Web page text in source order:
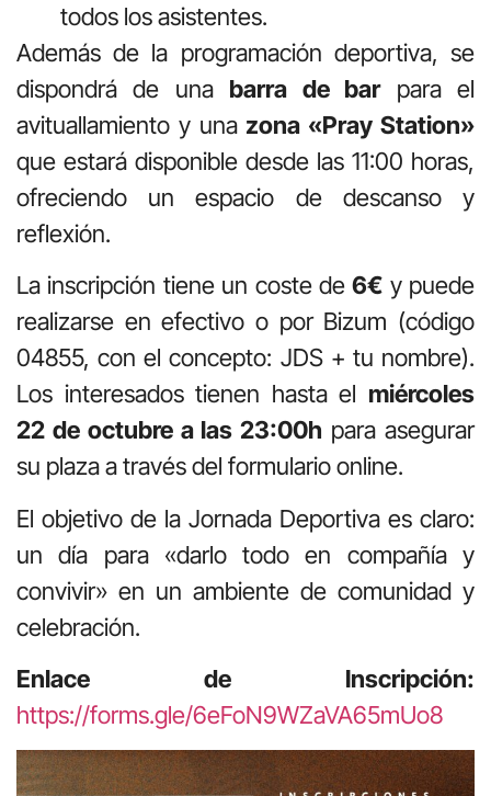
todos los asistentes.
Además de la programación deportiva, se
dispondrá de una barra de barpara el
avituallamiento y una zona «Pray Station»
que estará disponible desde las 11:00 horas,
ofreciendo un espacio de descanso y
reflexión.
La inscripción tiene un coste de6€ y puede
realizarse en efectivo o por Bizum (código
04855, con el concepto: JDS + tu nombre).
Los interesados tienen hasta el miércoles
22 de octubre a las 23:00h para asegurar
su plaza a través del formulario online.
El objetivo de la Jornada Deportiva es claro:
un día para «darlo todo en compañía y
convivir» en un ambiente de comunidad y
celebración.
Enlace de Inscripción:
https://forms.gle/6eFoN9WZaVA65mUo8